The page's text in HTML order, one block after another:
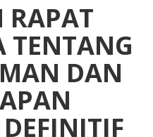
RAPAT
TENTANG
DAN